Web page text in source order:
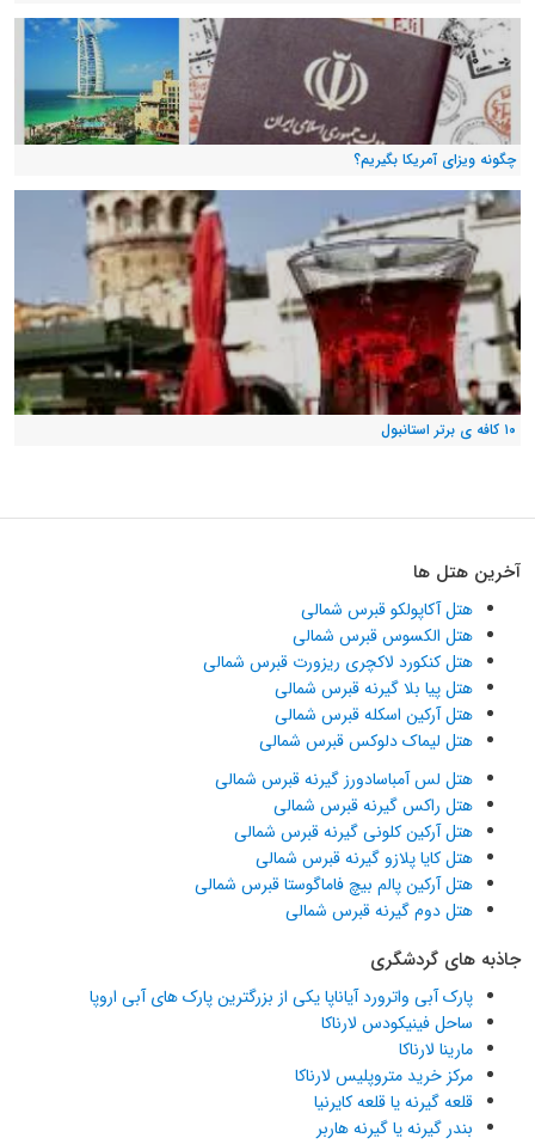
چگونه ویزای آمریکا بگیریم؟
۱۰ کافه ی برتر استانبول
آخرین هتل ها
هتل آکاپولکو قبرس شمالی
هتل الکسوس قبرس شمالی
هتل کنکورد لاکچری ریزورت قبرس شمالی
هتل پیا بلا گیرنه قبرس شمالی
هتل آرکین اسکله قبرس شمالی
هتل لیماک دلوکس قبرس شمالی
هتل لس آمباسادورز گیرنه قبرس شمالی
هتل راکس گیرنه قبرس شمالی
هتل آرکین کلونی گیرنه قبرس شمالی
هتل کایا پلازو گیرنه قبرس شمالی
هتل آرکین پالم بیچ فاماگوستا قبرس شمالی
هتل دوم گیرنه قبرس شمالی
جاذبه های گردشگری
پارک آبی واترورد آیاناپا یکی از بزرگترین پارک های آبی اروپا
ساحل فینیکودس لارناکا
مارینا لارناکا
مرکز خرید متروپلیس لارناکا
قلعه گیرنه یا قلعه کایرنیا
بندر گیرنه یا گیرنه هاربر